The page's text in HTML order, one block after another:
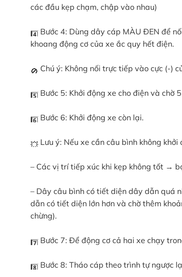
các đầu kẹp chạm, chập vào nhau)
Bước 4: Dùng dây cáp MÀU ĐEN để
khoang động cơ của xe ắc quy hết điện.
Chú ý: Không nối trực tiếp vào cực (-)
Bước 5: Khởi động xe cho điện và chờ
Bước 6: Khởi động xe còn lại.
Lưu ý: Nếu xe cần câu bình không
– Các vị trí tiếp xúc khi kẹp không tốt →
– Dây câu bình có tiết diện dây dẫn quá
dẫn có tiết diện lớn hơn và chờ thêm
chừng).
Bước 7: Để động cơ cả hai xe chạy
Bước 8: Tháo cáp theo trình tự ngược